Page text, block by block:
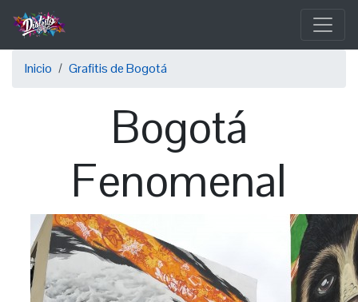
Pasar
contenido
principalSobrescribir
ayuda
navegación
Inicio Grafitis de Bogotá
Bogotá
Fenomenal